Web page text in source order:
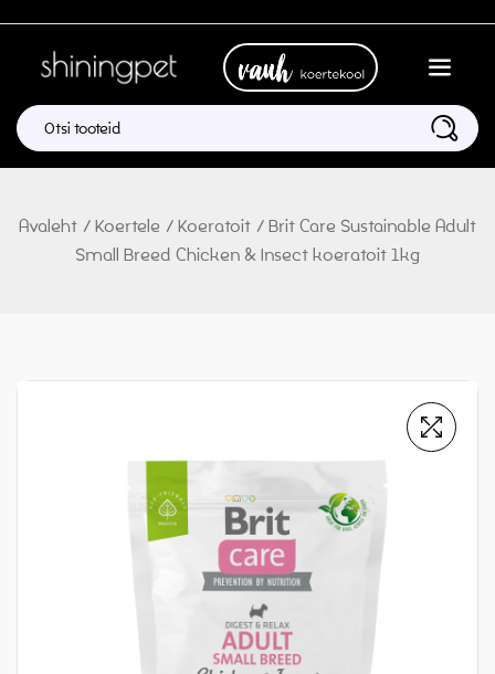
Avaleht / Koertele / Koeratoit / Brit Care Sustainable Adult
Small Breed Chicken & Insect koeratoit 1kg